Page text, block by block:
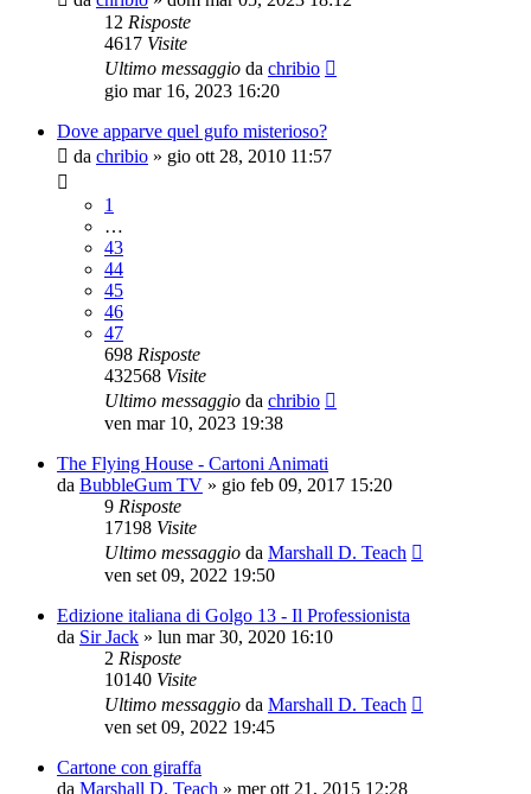
12 Risposte
4617 Visite
Ultimo messaggio da chribio
gio mar 16, 2023 16:20
Dove apparve quel gufo misterioso?
da chribio » gio ott 28, 2010 11:57
1
…
43
44
45
46
47
698 Risposte
432568 Visite
Ultimo messaggio da chribio
ven mar 10, 2023 19:38
The Flying House - Cartoni Animati
da BubbleGum TV » gio feb 09, 2017 15:20
9 Risposte
17198 Visite
Ultimo messaggio da Marshall D. Teach
ven set 09, 2022 19:50
Edizione italiana di Golgo 13 - Il Professionista
da Sir Jack » lun mar 30, 2020 16:10
2 Risposte
10140 Visite
Ultimo messaggio da Marshall D. Teach
ven set 09, 2022 19:45
Cartone con giraffa
da Marshall D. Teach » mer ott 21, 2015 12:28